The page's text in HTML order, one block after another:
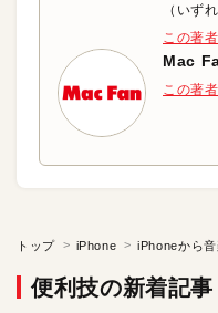
（いず
この著
Mac
この著
トップ iPhone
便利技の新着記事